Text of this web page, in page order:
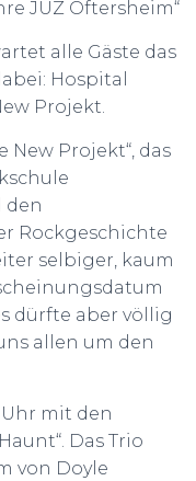
JUZ Oftersheim“
alle Gäste das
Hospital
Projekt.
New Projekt“, das
den
Rockgeschichte
selbiger, kaum
dürfte aber völlig
allen um den
mit den
Das Trio
von Doyle